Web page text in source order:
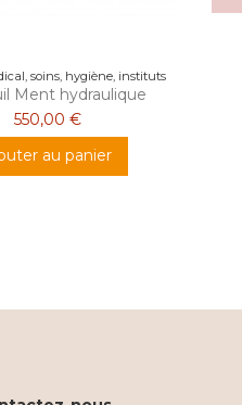
soins, hygiène, instituts
Ment hydraulique
550,00 €
au panier